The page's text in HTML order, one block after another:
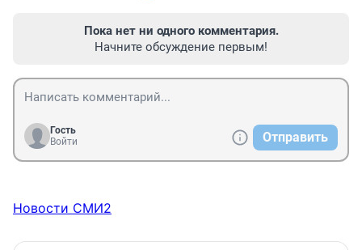
Пока нет ни одного комментария.
Начните обсуждение первым!
Гость
Войти
Отправить
Новости СМИ2